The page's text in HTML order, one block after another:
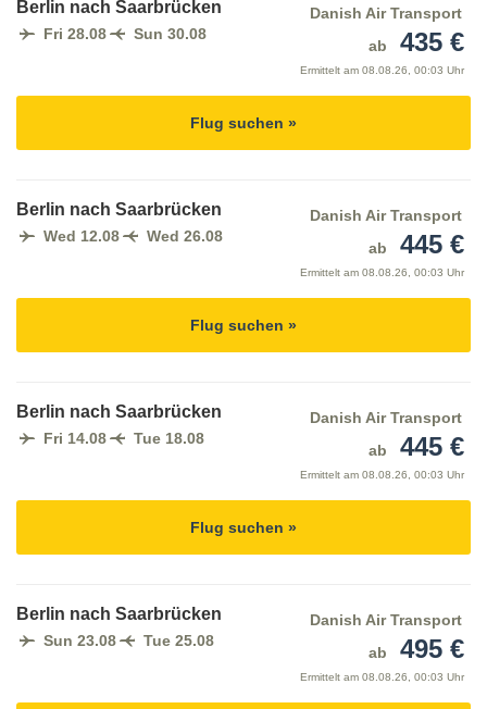
Berlin nach Saarbrücken
Fri 28.08 Sun 30.08
Danish Air Transport
ab
435 €
Ermittelt am 08.08.26, 00:03 Uhr
Flug suchen »
Berlin nach Saarbrücken
Wed 12.08 Wed 26.08
Danish Air Transport
ab
445 €
Ermittelt am 08.08.26, 00:03 Uhr
Flug suchen »
Berlin nach Saarbrücken
Fri 14.08 Tue 18.08
Danish Air Transport
ab
445 €
Ermittelt am 08.08.26, 00:03 Uhr
Flug suchen »
Berlin nach Saarbrücken
Sun 23.08 Tue 25.08
Danish Air Transport
ab
495 €
Ermittelt am 08.08.26, 00:03 Uhr